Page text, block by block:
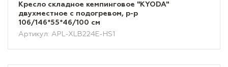
Кресло складное кемпинговое "KYODA"
двухместное с подогревом, р-р
106/146*55*46/100 см
Артикул: APL-XLB224E-HS1